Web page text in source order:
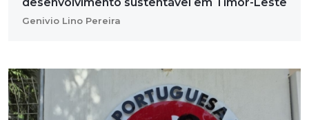
Genivio Lino Pereira